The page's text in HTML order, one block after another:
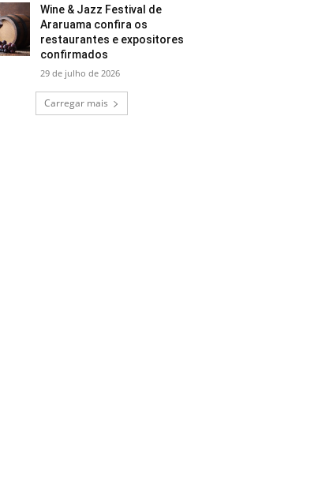
Wine & Jazz Festival de
Araruama confira os
restaurantes e expositores
confirmados
29 de julho de 2026
Carregar mais